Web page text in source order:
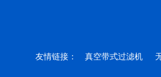
友情链接： 真空带式过滤机